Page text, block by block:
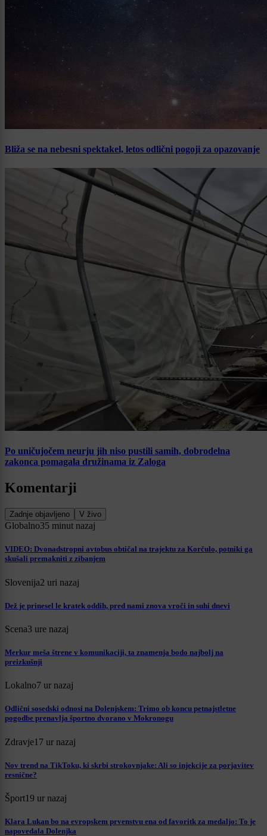
Bliža se na nebesni spektakel, letos odlični pogoji za opazovanje
Po uničujočem neurju jih niso pustili samih, dobrodelna
zakonca pomagala družinama iz Zaloga
Komentarji
Zadnje objavljeno V živo
Globalno35 minut nazaj
VIDEO: Dvonadstropni avtobus obtičal na trajektu za Korčulo, potniki ga
skušali premakniti z zibanjem
Slovenija2 uri nazaj
Dež je prinesel le kratek oddih, pred nami znova vroči in suhi dnevi
Scena3 ure nazaj
Merkur meša štrene v komunikaciji, ta znamenja bodo najbolj na
preizkušnji
Lokalno7 ur nazaj
Odlični sosedski odnosi na Dolenjskem: Trimo ob koncu petnajstletne
pogodbe prenavlja športno dvorano v Mokronogu
Zdravje17 ur nazaj
Nov trend na TikToku, ki skrbi strokovnjake: Ali so injekcije za porjavitev
resnične?
Šport19 ur nazaj
Klara Lukan bo na evropskem prvenstvu ena od favoritk za medaljo: To je
napovedala Dolenjka